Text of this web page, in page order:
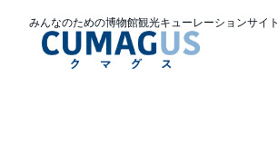
みんなのための博物館観光キューレーションサイト